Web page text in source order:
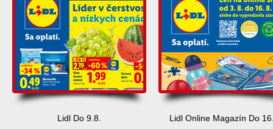
Lidl Do 9.8. Lidl Online Magazín Do